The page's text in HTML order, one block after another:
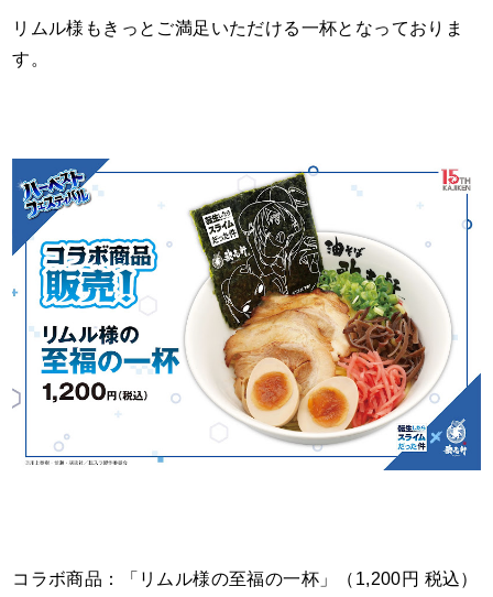
リムル様もきっとご満足いただける一杯となっておりま
す。
コラボ商品：「リムル様の至福の一杯」（1,200円 税込）